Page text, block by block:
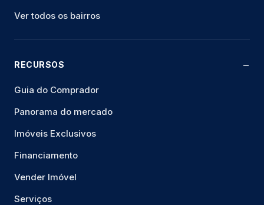
Ver todos os bairros
RECURSOS
Guia do Comprador
Panorama do mercado
Imóveis Exclusivos
Financiamento
Vender Imóvel
Serviços